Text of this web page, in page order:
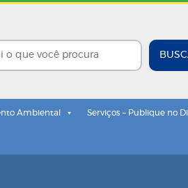
Ambiental Serviços – Publique no